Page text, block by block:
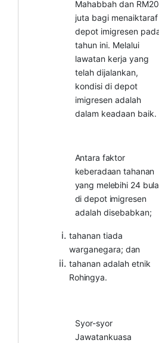
Mahabbah dan
juta bagi menaiktaraf
depot imigresen
tahun ini. Melalui
lawatan kerja yang
telah dijalankan,
kondisi di depot
imigresen adalah
dalam keadaan baik.
Antara faktor
keberadaan tahanan
yang melebihi 24
di depot imigresen
adalah disebabkan;
tahanan tiada
warganegara; dan
tahanan adalah etnik
Rohingya.
Syor-syor
Jawatankuasa